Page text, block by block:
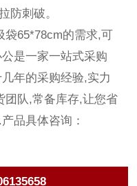
防刺破。
65*78cm的需求,可
是一家一站式采购
年的采购经验,实力
团队,常备库存,让您省
品具体咨询：